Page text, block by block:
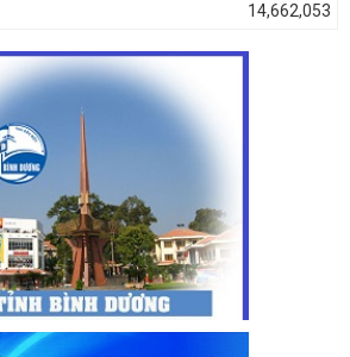
14,662,053